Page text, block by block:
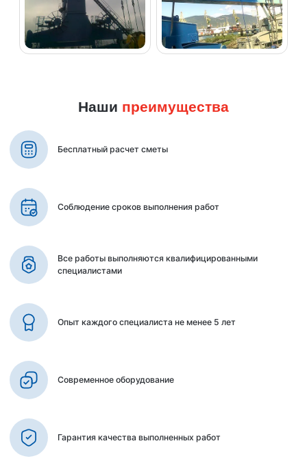
Наши преимущества
Бесплатный расчет сметы
Соблюдение сроков выполнения работ
Все работы выполняются квалифицированными
специалистами
Опыт каждого специалиста не менее 5 лет
Современное оборудование
Гарантия качества выполненных работ